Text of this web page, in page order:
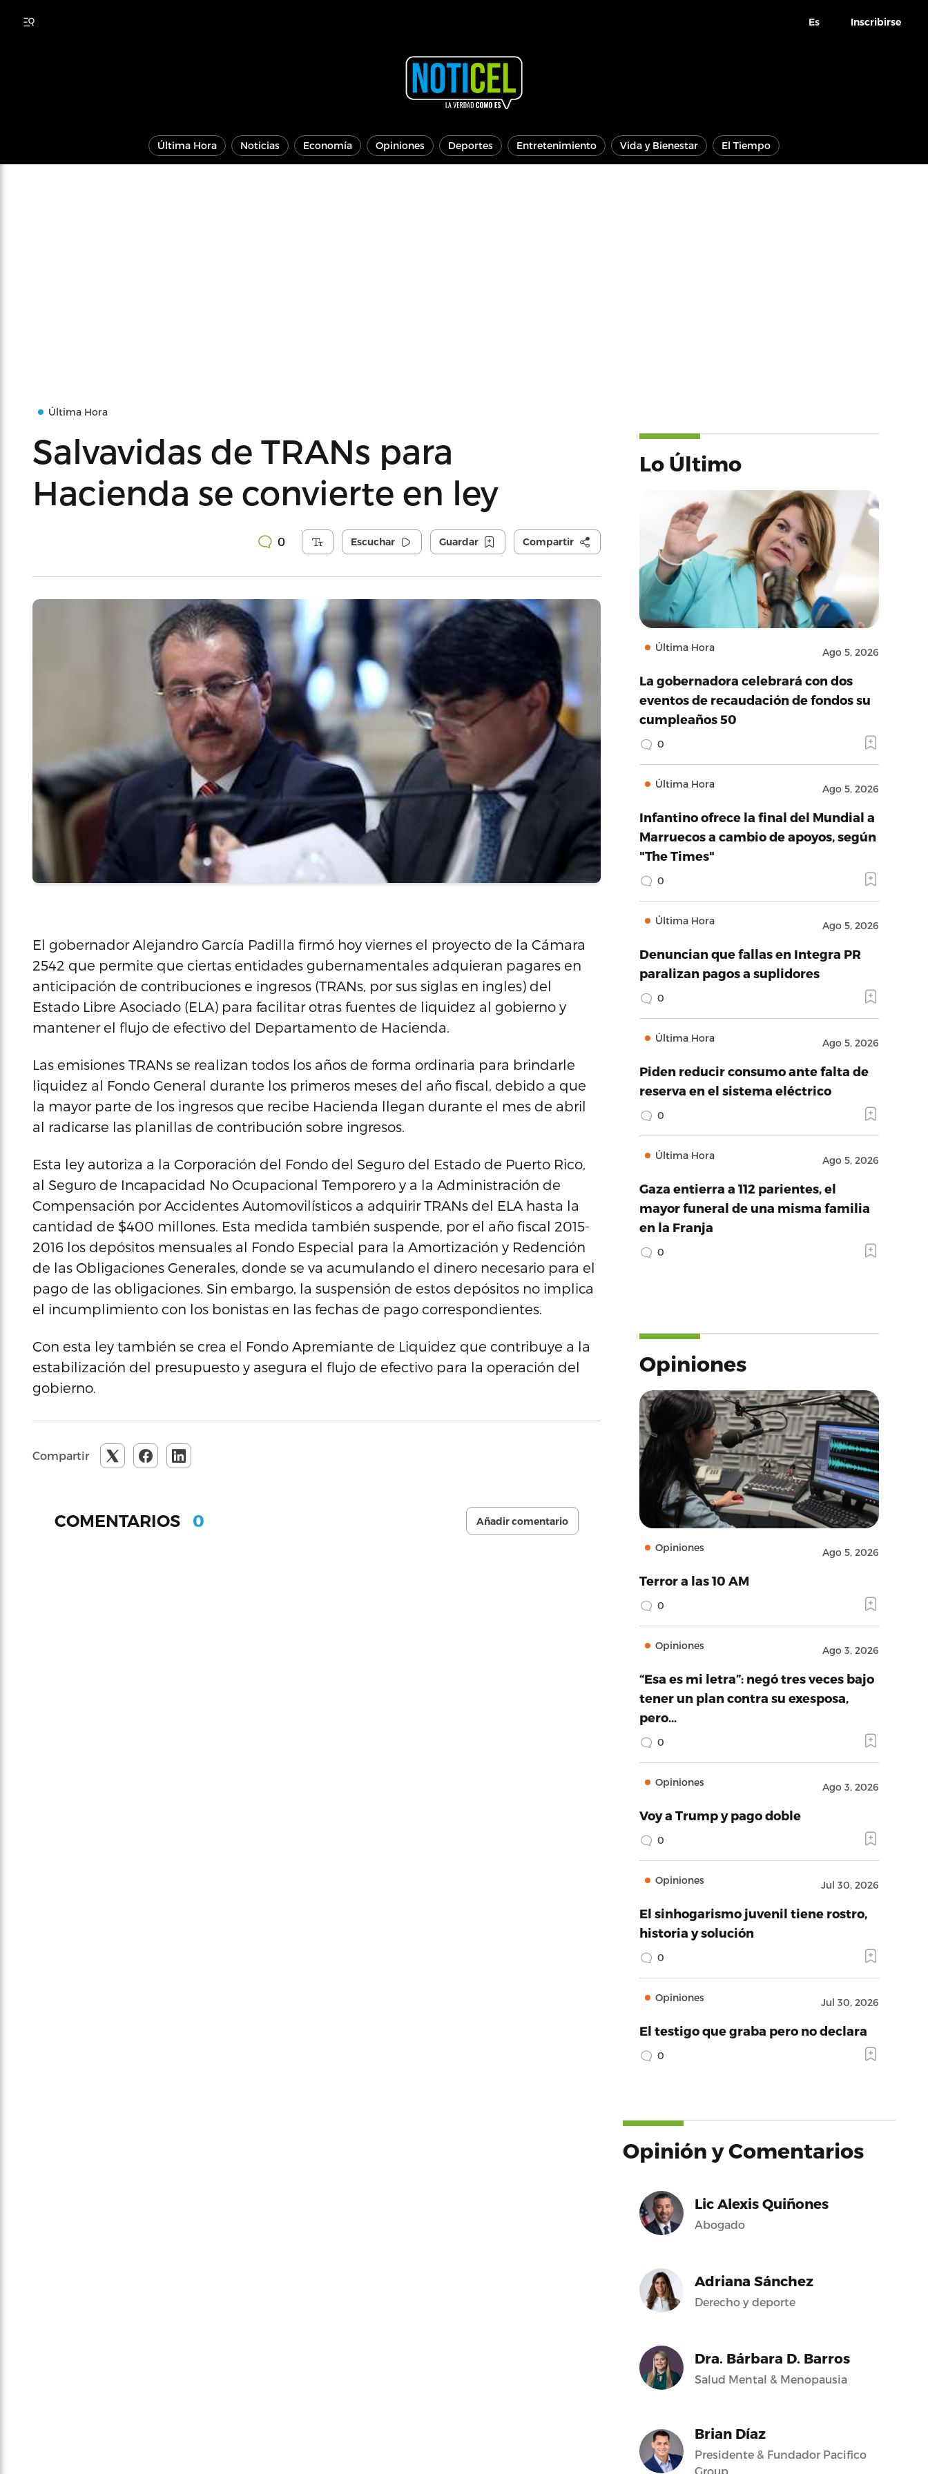
Es Inscribirse
Última Hora Noticias Economía Opiniones Deportes Entretenimiento Vida y Bienestar El Tiempo
Última Hora
Salvavidas de TRANs para
Hacienda se convierte en ley
0 Escuchar Guardar Compartir
El gobernador Alejandro García Padilla firmó hoy viernes el proyecto de la Cámara
2542 que permite que ciertas entidades gubernamentales adquieran pagares en
anticipación de contribuciones e ingresos (TRANs, por sus siglas en ingles) del
Estado Libre Asociado (ELA) para facilitar otras fuentes de liquidez al gobierno y
mantener el flujo de efectivo del Departamento de Hacienda.
Las emisiones TRANs se realizan todos los años de forma ordinaria para brindarle
liquidez al Fondo General durante los primeros meses del año fiscal, debido a que
la mayor parte de los ingresos que recibe Hacienda llegan durante el mes de abril
al radicarse las planillas de contribución sobre ingresos.
Esta ley autoriza a la Corporación del Fondo del Seguro del Estado de Puerto Rico,
al Seguro de Incapacidad No Ocupacional Temporero y a la Administración de
Compensación por Accidentes Automovilísticos a adquirir TRANs del ELA hasta la
cantidad de $400 millones. Esta medida también suspende, por el año fiscal 2015-
2016 los depósitos mensuales al Fondo Especial para la Amortización y Redención
de las Obligaciones Generales, donde se va acumulando el dinero necesario para el
pago de las obligaciones. Sin embargo, la suspensión de estos depósitos no implica
el incumplimiento con los bonistas en las fechas de pago correspondientes.
Con esta ley también se crea el Fondo Apremiante de Liquidez que contribuye a la
estabilización del presupuesto y asegura el flujo de efectivo para la operación del
gobierno.
Compartir
COMENTARIOS 0 Añadir comentario
Lo Último
Última Hora Ago 5, 2026
La gobernadora celebrará con dos
eventos de recaudación de fondos su
cumpleaños 50
0
Última Hora Ago 5, 2026
Infantino ofrece la final del Mundial a
Marruecos a cambio de apoyos, según
"The Times"
0
Última Hora Ago 5, 2026
Denuncian que fallas en Integra PR
paralizan pagos a suplidores
0
Última Hora Ago 5, 2026
Piden reducir consumo ante falta de
reserva en el sistema eléctrico
0
Última Hora Ago 5, 2026
Gaza entierra a 112 parientes, el
mayor funeral de una misma familia
en la Franja
0
Opiniones
Opiniones Ago 5, 2026
Terror a las 10 AM
0
Opiniones Ago 3, 2026
“Esa es mi letra”: negó tres veces bajo
tener un plan contra su exesposa,
pero…
0
Opiniones Ago 3, 2026
Voy a Trump y pago doble
0
Opiniones Jul 30, 2026
El sinhogarismo juvenil tiene rostro,
historia y solución
0
Opiniones Jul 30, 2026
El testigo que graba pero no declara
0
Opinión y Comentarios
Lic Alexis Quiñones
Abogado
Adriana Sánchez
Derecho y deporte
Dra. Bárbara D. Barros
Salud Mental & Menopausia
Brian Díaz
Presidente & Fundador Pacifico
Group